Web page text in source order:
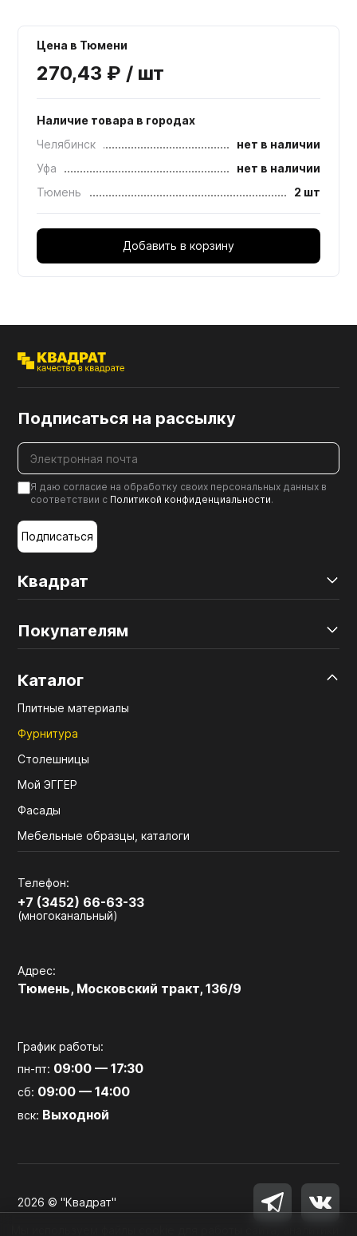
Цена в Тюмени
270,43 ₽ / шт
Наличие товара в городах
Челябинск
нет в наличии
Уфа
нет в наличии
Тюмень
2 шт
Добавить в корзину
Квадрат
Покупателям
Каталог
Плитные материалы
Фурнитура
Столешницы
Мой ЭГГЕР
Фасады
Мебельные образцы, каталоги
Телефон:
+7 (3452) 66-63-33
(многоканальный)
Адрес:
Тюмень, Московский тракт, 136/9
График работы:
пн-пт: 09:00 — 17:30
сб: 09:00 — 14:00
вск: Выходной
Подписаться на рассылку
Я даю согласие на обработку своих персональных данных в
соответствии с Политикой конфиденциальности.
Подписаться
2026 © "Квадрат"